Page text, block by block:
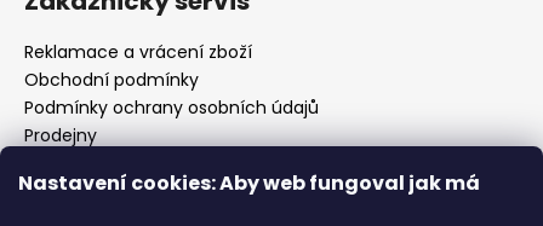
Nastavení cookies: Aby web fungoval jak má
Reklamace a vrácení zboží
Obchodní podmínky
Podmínky ochrany osobních údajů
Prodejny
Značky